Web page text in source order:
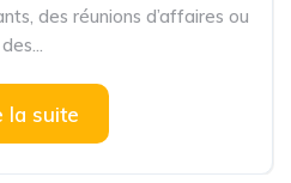
des réunions d’affaires ou
des...
la suite